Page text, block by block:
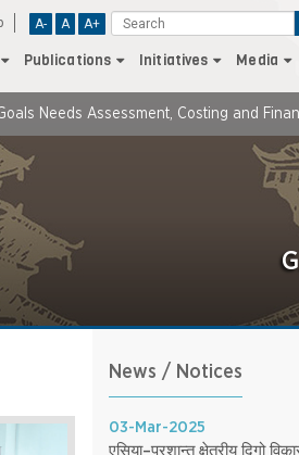
Publications Initiatives Media
A- A A+
Assessment, Costing and Financing
News / Notices
03-Mar-2025
एसिया–प्रशान्त क्षेत्रीय दिगो